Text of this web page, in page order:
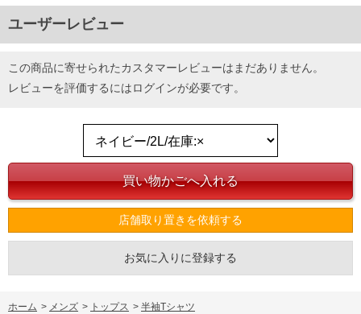
ユーザーレビュー
この商品に寄せられたカスタマーレビューはまだありません。
レビューを評価するにはログインが必要です。
店舗取り置きを依頼する
お気に入りに登録する
ホーム > メンズ > トップス > 半袖Tシャツ